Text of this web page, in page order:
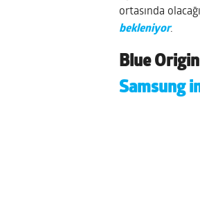
ortasında
bekleniyor.
Blue
Samsung